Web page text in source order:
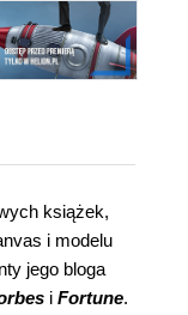
książek,
i modelu
jego bloga
i Fortune.